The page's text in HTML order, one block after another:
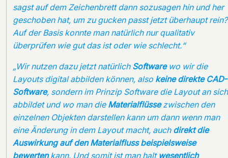
sagst auf dem Zeichenbrett dann sozusagen hin und her
geschoben hat, um zu gucken passt jetzt überhaupt rein?
Auf der Basis konnte man natürlich nur qualitativ
überprüfen wie gut das ist oder wie schlecht.“
„Wir nutzen dazu jetzt natürlich Softwarewo wir die
Layouts digital abbilden können, also keine direkte CAD-
Software, sondern im Prinzip Software die Layout an sich
abbildet und wo man die Materialflüssezwischen den
einzelnen Objekten darstellen kann um dann wenn man
eine Änderung in dem Layout macht, auch direkt die
Auswirkung auf den Materialfluss beispielsweise
bewertenkann. Und somit ist man halt wesentlich